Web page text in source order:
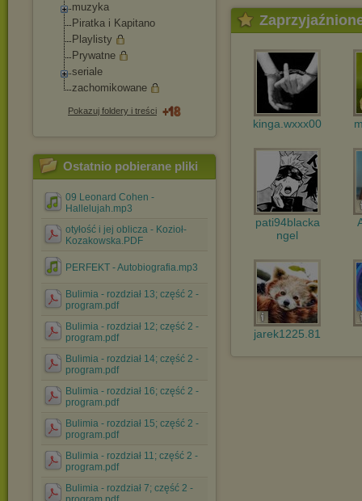
muzyka
Piratka i Kapitano
Playlisty
Prywatne
seriale
zachomikowane
Pokazuj foldery i treści
Ostatnio pobierane pliki
09 Leonard Cohen -
Hallelujah.mp3
otyłość i jej oblicza - Kozioł-
Kozakowska.PDF
PERFEKT - Autobiografia.mp3
Bulimia - rozdział 13; część 2 -
program.pdf
Bulimia - rozdział 12; część 2 -
program.pdf
Bulimia - rozdział 14; część 2 -
program.pdf
Bulimia - rozdział 16; część 2 -
program.pdf
Bulimia - rozdział 15; część 2 -
program.pdf
Bulimia - rozdział 11; część 2 -
program.pdf
Bulimia - rozdział 7; część 2 -
kinga.wxxx00
pati94blacka
ngel
jarek1225.81